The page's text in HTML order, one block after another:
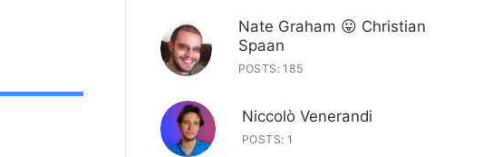
Nate Graham 😛 Christian
Spaan
POSTS: 185
Niccolò Venerandi
POSTS: 1